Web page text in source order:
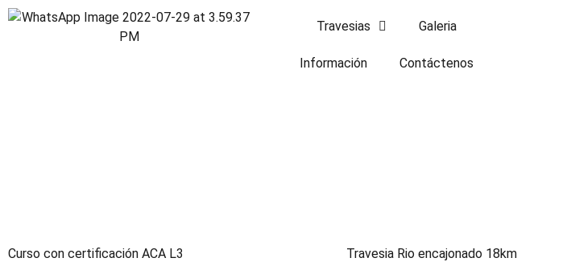
Travesias Galeria
Información Contáctenos
Curso con certificación ACA L3 Travesia Rio encajonado 18km